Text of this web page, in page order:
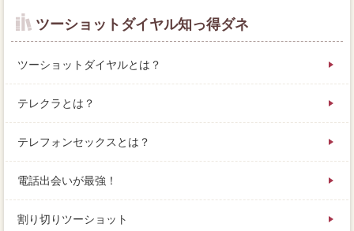
ツーショットダイヤル知っ得ダネ
ツーショットダイヤルとは？
テレクラとは？
テレフォンセックスとは？
電話出会いが最強！
割り切りツーショット